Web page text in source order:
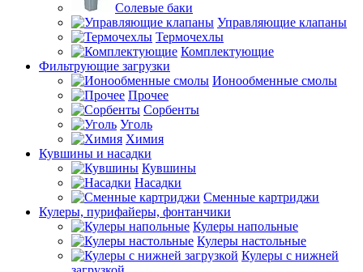
Солевые баки
Управляющие клапаны
Термочехлы
Комплектующие
Фильтрующие загрузки
Ионообменные смолы
Прочее
Сорбенты
Уголь
Химия
Кувшины и насадки
Кувшины
Насадки
Сменные картриджи
Кулеры, пурифайеры, фонтанчики
Кулеры напольные
Кулеры настольные
Кулеры с нижней